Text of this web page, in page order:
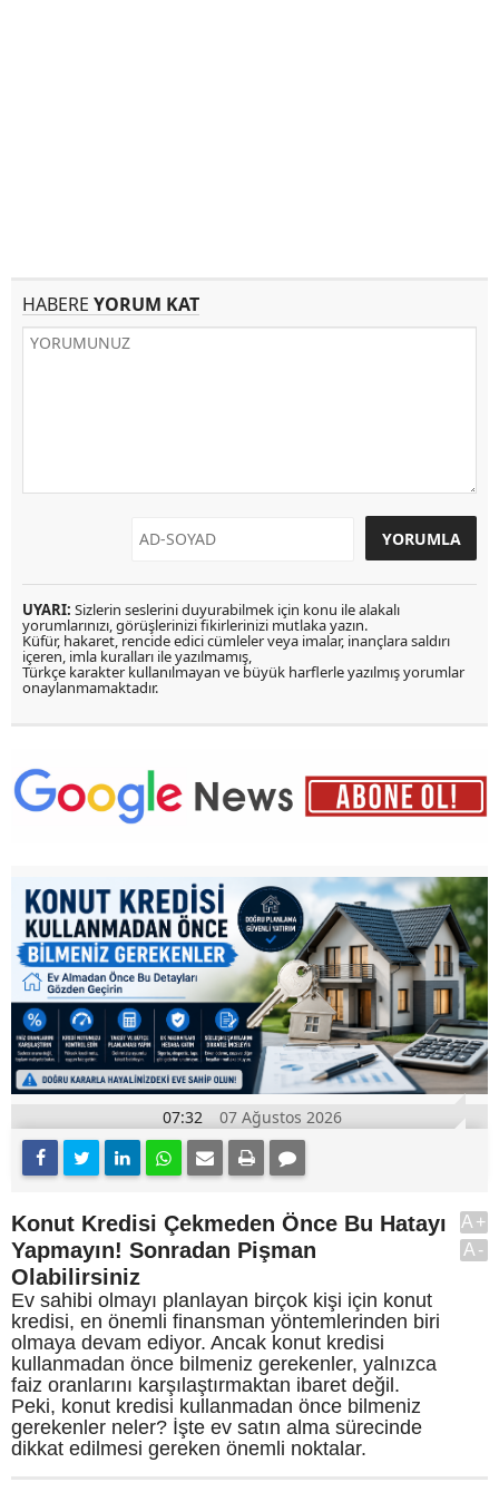
HABERE YORUM KAT
UYARI: Sizlerin seslerini duyurabilmek için konu ile alakalı
yorumlarınızı, görüşlerinizi fikirlerinizi mutlaka yazın.
Küfür, hakaret, rencide edici cümleler veya imalar, inançlara saldırı
içeren, imla kuralları ile yazılmamış,
Türkçe karakter kullanılmayan ve büyük harflerle yazılmış yorumlar
onaylanmamaktadır.
07:32 07 Ağustos 2026
Konut Kredisi Çekmeden Önce Bu Hatayı
Yapmayın! Sonradan Pişman
Olabilirsiniz
Ev sahibi olmayı planlayan birçok kişi için konut
kredisi, en önemli finansman yöntemlerinden biri
olmaya devam ediyor. Ancak konut kredisi
kullanmadan önce bilmeniz gerekenler, yalnızca
faiz oranlarını karşılaştırmaktan ibaret değil.
Peki, konut kredisi kullanmadan önce bilmeniz
gerekenler neler? İşte ev satın alma sürecinde
dikkat edilmesi gereken önemli noktalar.
A+
A-